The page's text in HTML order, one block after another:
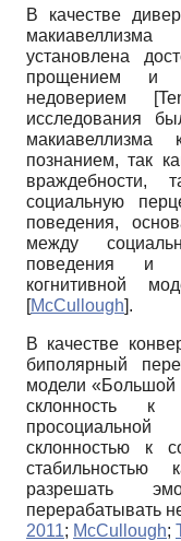
В качестве
установлена
прощением и
недоверием
[
исследования
познанием, так
враждебности,
социальную
поведения,
между
поведения и
когнитивной
[McCullough].
В качестве
биполярный
модели «Большой
склонность к
склонностью к
стабильностью
разрешать
перерабатывать
2011; McCullough;